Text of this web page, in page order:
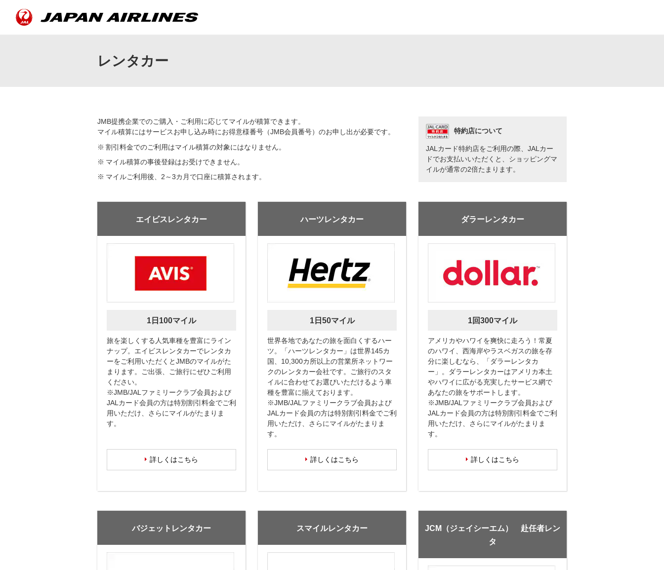
レンタカー
JMB提携企業でのご購入・ご利用に応じてマイルが積算できます。
マイル積算にはサービスお申し込み時にお得意様番号（JMB会員番号）のお申し出が必要です。
※ 割引料金でのご利用はマイル積算の対象にはなりません。
※ マイル積算の事後登録はお受けできません。
※ マイルご利用後、2～3カ月で口座に積算されます。
特約店について
JALカード特約店をご利用の際、JALカー
ドでお支払いいただくと、ショッピングマ
イルが通常の2倍たまります。
エイビスレンタカー
1日100マイル
旅を楽しくする人気車種を豊富にライン
ナップ。エイビスレンタカーでレンタカ
ーをご利用いただくとJMBのマイルがた
まります。ご出張、ご旅行にぜひご利用
ください。
※JMB/JALファミリークラブ会員および
JALカード会員の方は特別割引料金でご利
用いただけ、さらにマイルがたまりま
す。
詳しくはこちら
ハーツレンタカー
1日50マイル
世界各地であなたの旅を面白くするハー
ツ。「ハーツレンタカー」は世界145カ
国、10,300カ所以上の営業所ネットワー
クのレンタカー会社です。ご旅行のスタ
イルに合わせてお選びいただけるよう車
種を豊富に揃えております。
※JMB/JALファミリークラブ会員および
JALカード会員の方は特別割引料金でご利
用いただけ、さらにマイルがたまりま
す。
詳しくはこちら
ダラーレンタカー
1回300マイル
アメリカやハワイを爽快に走ろう！常夏
のハワイ、西海岸やラスベガスの旅を存
分に楽しむなら、「ダラーレンタカ
ー」。ダラーレンタカーはアメリカ本土
やハワイに広がる充実したサービス網で
あなたの旅をサポートします。
※JMB/JALファミリークラブ会員および
JALカード会員の方は特別割引料金でご利
用いただけ、さらにマイルがたまりま
す。
詳しくはこちら
バジェットレンタカー スマイルレンタカー
JCM（ジェイシーエム） 赴任者レン
タ